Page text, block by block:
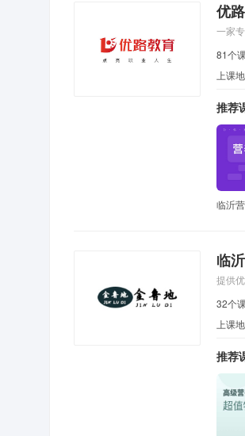
优
一家
81个
上课
推荐
临沂
临
提供
32个
上课
推荐